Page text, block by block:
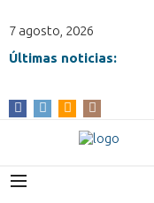
7 agosto, 2026
Últimas noticias: